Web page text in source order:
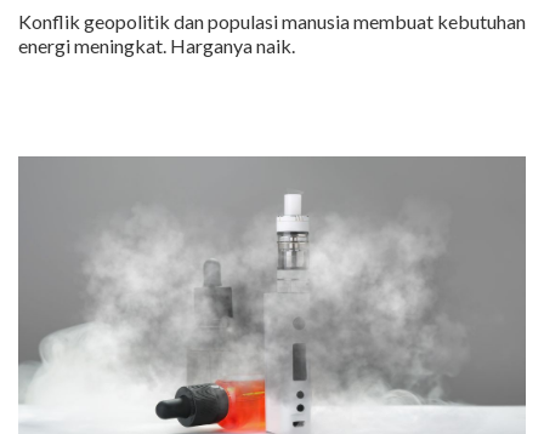
Konflik geopolitik dan populasi manusia membuat kebutuhan
energi meningkat. Harganya naik.